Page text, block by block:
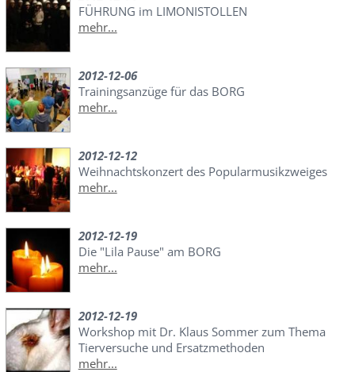
FÜHRUNG im LIMONISTOLLEN
mehr...
2012-12-06
Trainingsanzüge für das BORG
mehr...
2012-12-12
Weihnachtskonzert des Popularmusikzweiges
mehr...
2012-12-19
Die "Lila Pause" am BORG
mehr...
2012-12-19
Workshop mit Dr. Klaus Sommer zum Thema
Tierversuche und Ersatzmethoden
mehr...